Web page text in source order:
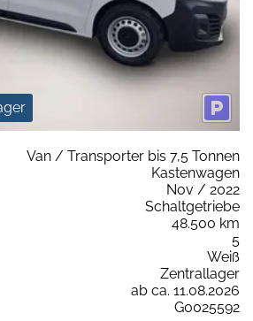
Van / Transporter bis 7,5 Tonnen
Kastenwagen
Nov / 2022
Schaltgetriebe
48.500 km
5
Weiß
Zentrallager
ab ca. 11.08.2026
G0025592